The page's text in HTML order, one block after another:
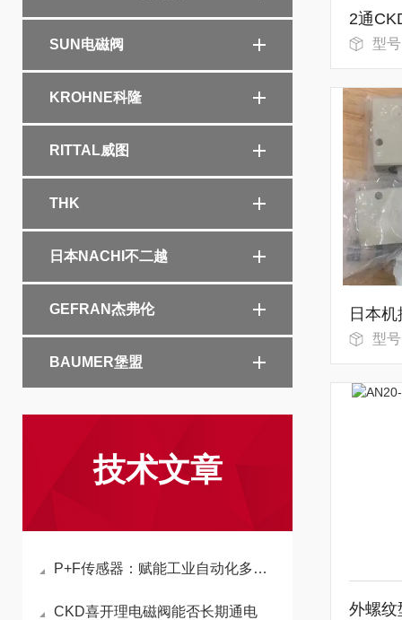
SUN电磁阀
KROHNE科隆
RITTAL威图
THK
日本NACHI不二越
GEFRAN杰弗伦
BAUMER堡盟
技术文章
P+F传感器：赋能工业自动化多元场景的核心感知设备
CKD喜开理电磁阀能否长期通电
型号：
日本
型号
外螺纹